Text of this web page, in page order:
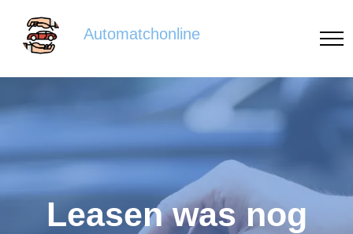
Automatchonline
Leasen was nog